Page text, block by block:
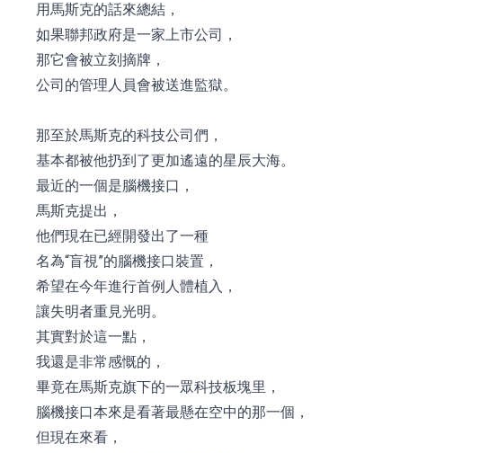
用馬斯克的話來總結，
如果聯邦政府是一家上市公司，
那它會被立刻摘牌，
公司的管理人員會被送進監獄。
那至於馬斯克的科技公司們，
基本都被他扔到了更加遙遠的星辰大海。
最近的一個是腦機接口，
馬斯克提出，
他們現在已經開發出了一種
名為“盲視”的腦機接口裝置，
希望在今年進行首例人體植入，
讓失明者重見光明。
其實對於這一點，
我還是非常感慨的，
畢竟在馬斯克旗下的一眾科技板塊里，
腦機接口本來是看著最懸在空中的那一個，
但現在來看，